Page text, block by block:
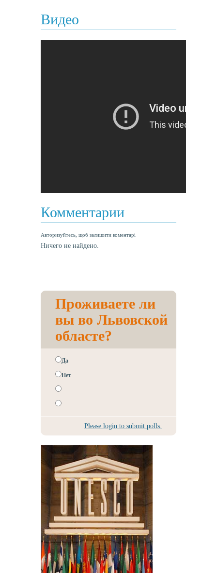
Видео
Комментарии
Авторизуйтесь, щоб залишити коментарі
Ничего не найдено.
Проживаете ли
вы во Львовской
областе?
Да
Нет
Please login to submit polls.